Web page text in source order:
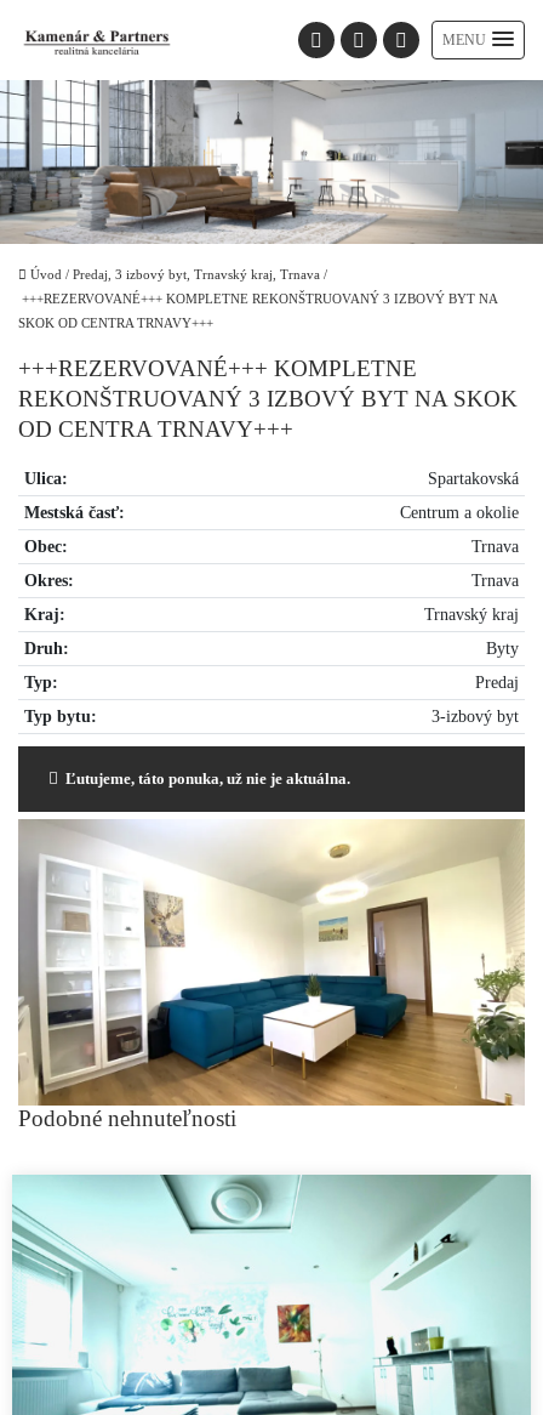
MENU
Úvod / Predaj, 3 izbový byt, Trnavský kraj, Trnava /
+++REZERVOVANÉ+++ KOMPLETNE REKONŠTRUOVANÝ 3 IZBOVÝ BYT NA
SKOK OD CENTRA TRNAVY+++
+++REZERVOVANÉ+++ KOMPLETNE
REKONŠTRUOVANÝ 3 IZBOVÝ BYT NA SKOK
OD CENTRA TRNAVY+++
Ulica:
Spartakovská
Mestská časť:
Centrum a okolie
Obec:
Trnava
Okres:
Trnava
Kraj:
Trnavský kraj
Druh:
Byty
Typ:
Predaj
Typ bytu:
3-izbový byt
Ľutujeme, táto ponuka, už nie je aktuálna.
Podobné nehnuteľnosti